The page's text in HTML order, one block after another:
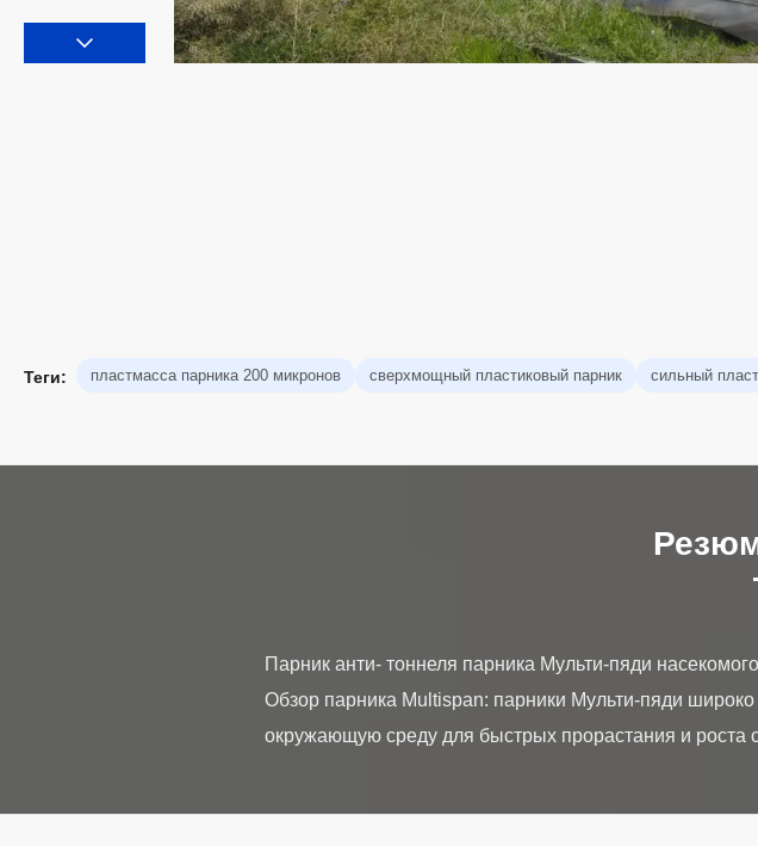
Теги: пластмасса парника 200 микронов сверхмощный пластиковый парник сильный
Парник анти- тоннеля парника Мульти-пяди
Обзор парника Multispan: парники Мульти-пяди